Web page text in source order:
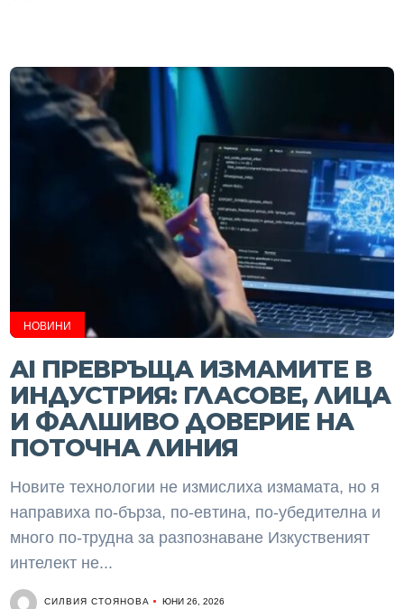
НОВИНИ
AI ПРЕВРЪЩА ИЗМАМИТЕ В
ИНДУСТРИЯ: ГЛАСОВЕ, ЛИЦА
И ФАЛШИВО ДОВЕРИЕ НА
ПОТОЧНА ЛИНИЯ
Новите технологии не измислиха измамата, но я
направиха по-бърза, по-евтина, по-убедителна и
много по-трудна за разпознаване Изкуственият
интелект не...
СИЛВИЯ СТОЯНОВА ЮНИ 26, 2026